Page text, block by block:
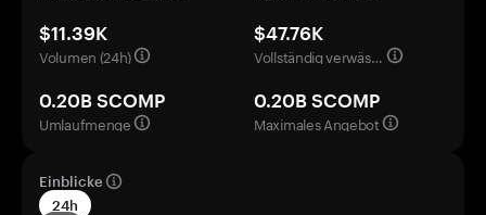
$11.39K
Volumen (24h)
$47.76K
Vollständig verwässerte Bewertung
0.20B SCOMP
Umlaufmenge
0.20B SCOMP
Maximales Angebot
Einblicke
24h